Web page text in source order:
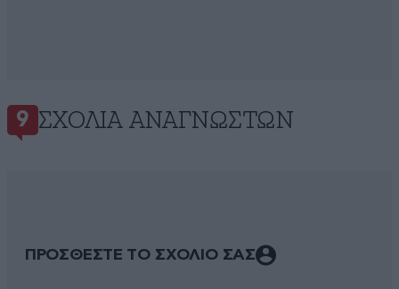
9 ΣΧΌΛΙΑ ΑΝΑΓΝΩΣΤΏΝ
ΠΡΟΣΘΕΣΤΕ ΤΟ ΣΧΟΛΙΟ ΣΑΣ